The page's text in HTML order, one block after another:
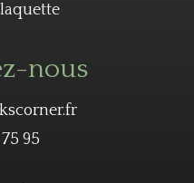
nous
95